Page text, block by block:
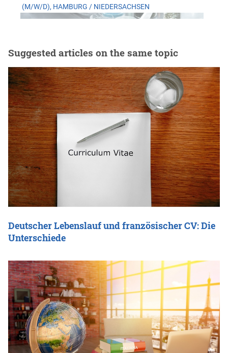
(M/W/D), HAMBURG / NIEDERSACHSEN
Suggested articles on the same topic
Deutscher Lebenslauf und französischer CV: Die
Unterschiede